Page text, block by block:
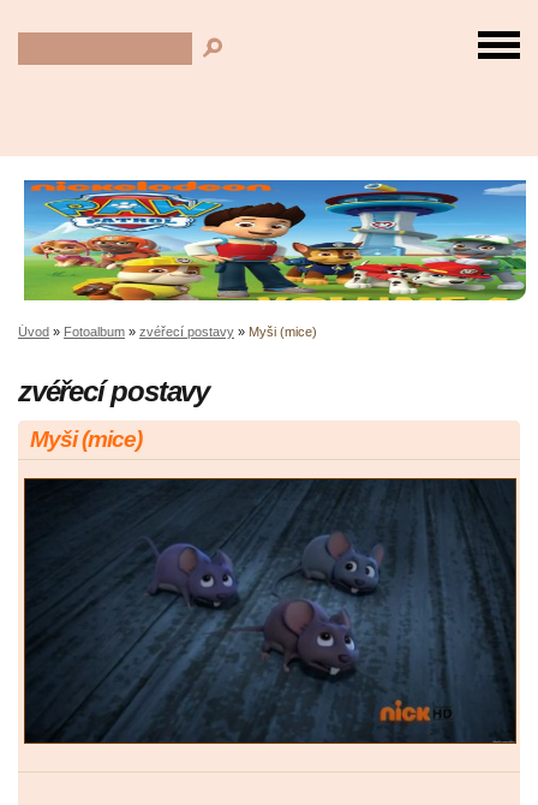
Úvod » Fotoalbum » zvéřecí postavy » Myši (mice)
zvéřecí postavy
Myši (mice)